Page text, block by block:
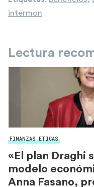
intermon
Lectura
FINANZAS ETICAS
«El plan Draghi
modelo
Anna Fasano,